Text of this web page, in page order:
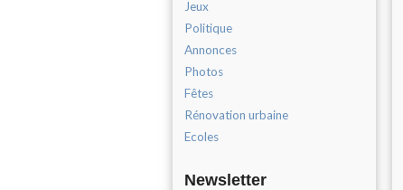
Jeux
Politique
Annonces
Photos
Fêtes
Rénovation urbaine
Ecoles
Newsletter